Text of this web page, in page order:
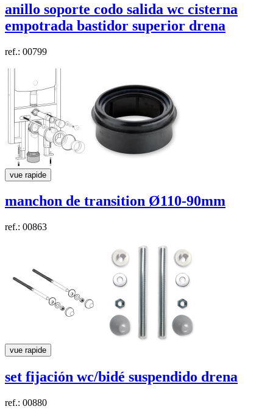
anillo soporte codo salida wc cisterna
empotrada bastidor superior drena
ref.: 00799
vue rapide
manchon de transition Ø110-90mm
ref.: 00863
vue rapide
set fijación wc/bidé suspendido drena
ref.: 00880